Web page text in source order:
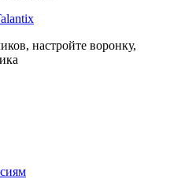
настройте воронку,